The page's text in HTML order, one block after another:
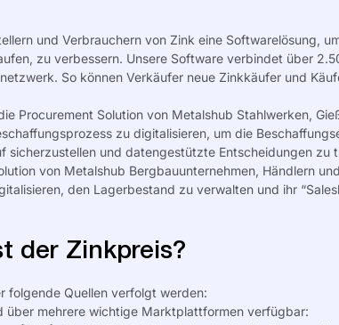
und Verbrauchern von Zink eine Softwarelösung,
zu verbessern. Unsere Software verbindet über
So können Verkäufer neue Zinkkäufer und
Procurement Solution von Metalshub Stahlwerken,
zu digitalisieren, um die
sicherzustellen und datengestützte Entscheidungen zu
von Metalshub Bergbauunternehmen, Händlern
den Lagerbestand zu verwalten und ihr
der Zinkpreis?
folgende Quellen verfolgt werden:
über mehrere wichtige Marktplattformen verfügbar: